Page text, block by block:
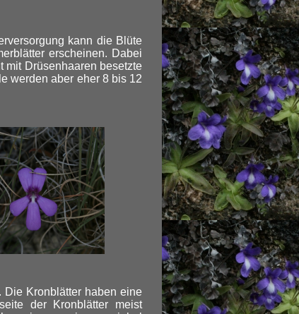
kann die Blüte
erscheinen. Dabei
mit Drüsenhaaren besetzte
werden aber eher 8 bis 12
Die Kronblätter haben eine
der Kronblätter meist